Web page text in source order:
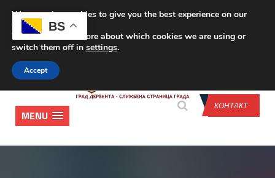
CONTACT US
КОНТАКТ
MENU
BS
We are using cookies to give you the best experience on our
website.
You can find out more about which cookies we are using or
switch them off in settings.
Accept